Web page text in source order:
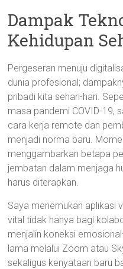
Dampak
Kehidupan
Pergeseran menuju
dunia profesional;
pribadi kita sehari-hari.
masa pandemi COVID-19,
cara kerja remote dan
menjadi norma baru.
menggambarkan betapa
jembatan dalam menjaga
harus diterapkan.
Saya menemukan aplikasi
vital tidak hanya bagi
menjalin koneksi
lama melalui Zoom atau
sekaligus kenyataan baru